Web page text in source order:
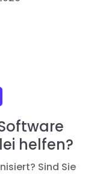
helfen?
Sind Sie